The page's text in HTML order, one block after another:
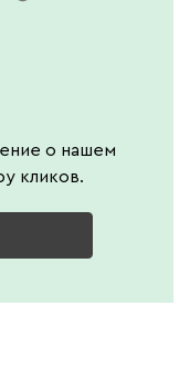
о нашем
кликов.